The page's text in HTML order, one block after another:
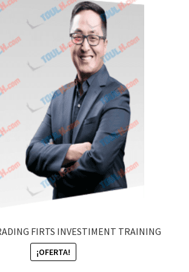
FIRTS INVESTIMENT TRAINING
¡OFERTA!